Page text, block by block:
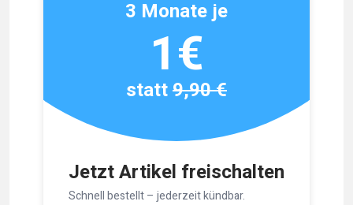
Jetzt Artikel freischalten
Schnell bestellt – jederzeit kündbar.
3 Monate je
1€
statt9,90 €